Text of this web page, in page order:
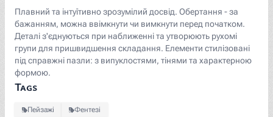
Плавний та інтуїтивно зрозумілий досвід. Обертання - за
бажанням, можна ввімкнути чи вимкнути перед початком.
Деталі з'єднуються при наближенні та утворюють рухомі
групи для пришвидшення складання. Елементи стилізовані
під справжні пазли: з випуклостями, тінями та характерною
формою.
Tags
Пейзажі Фентезі